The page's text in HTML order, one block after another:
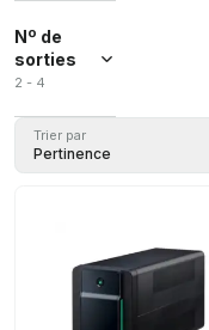
d'automatisation
industrielle
fréquence
(2)
Module de
Nº de
sorties
2 - 4
Trier par
Pertinence